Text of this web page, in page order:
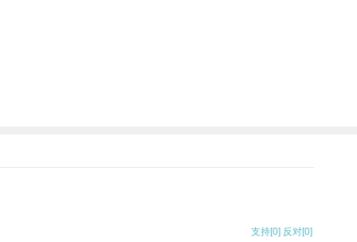
支持[0] 反对[0]